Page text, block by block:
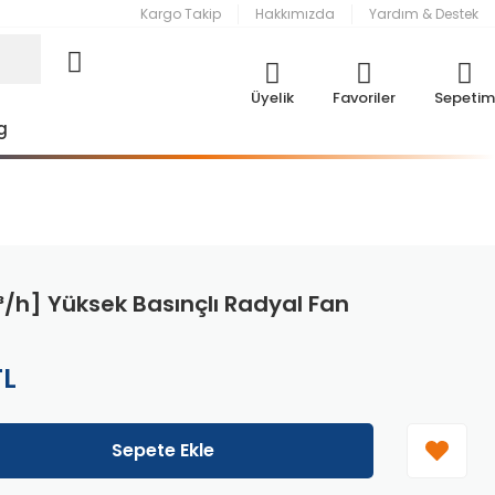
Kargo Takip Hakkımızda Yardım & Destek
Üyelik Favoriler Sepetim
h] Yüksek Basınçlı Radyal Fan
Sepete Ekle